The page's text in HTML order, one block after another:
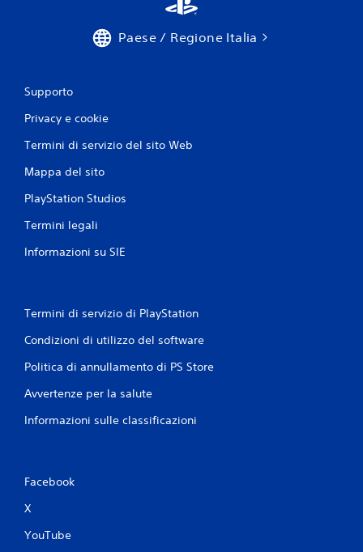
Paese / Regione Italia
Supporto
Privacy e cookie
Termini di servizio del sito Web
Mappa del sito
PlayStation Studios
Termini legali
Informazioni su SIE
Termini di servizio di PlayStation
Condizioni di utilizzo del software
Politica di annullamento di PS Store
Avvertenze per la salute
Informazioni sulle classificazioni
Facebook
X
YouTube